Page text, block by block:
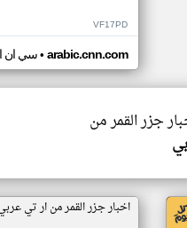
VF17PD
سي ان• arabic.cnn.com
جزر القمر من
اخبار جزر القمر من ار تي